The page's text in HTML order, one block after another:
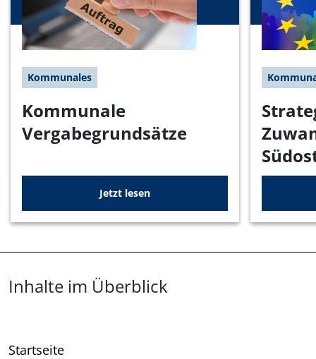
Kommunales
Kommunale
Vergabegrundsätze
Jetzt lesen
Überblick: Inhalte
Inhalte im Überblick
Startseite